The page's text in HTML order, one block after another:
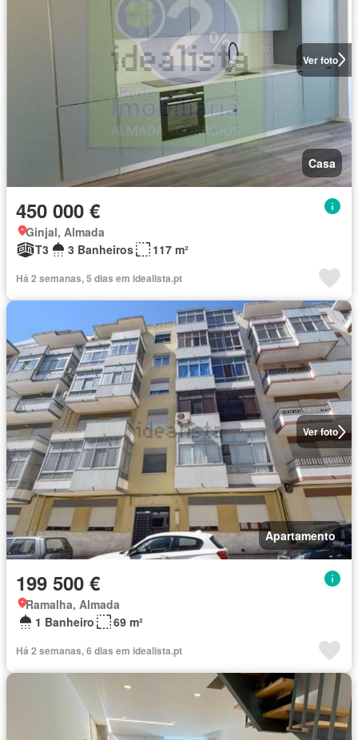
Ver foto
Casa
450 000 €
Ginjal, Almada
T3
3 Banheiros 117 m²
Há 2 semanas, 5 dias em idealista.pt
Ver foto
Apartamento
199 500 €
Ramalha, Almada
1 Banheiro
69 m²
Há 2 semanas, 6 dias em idealista.pt